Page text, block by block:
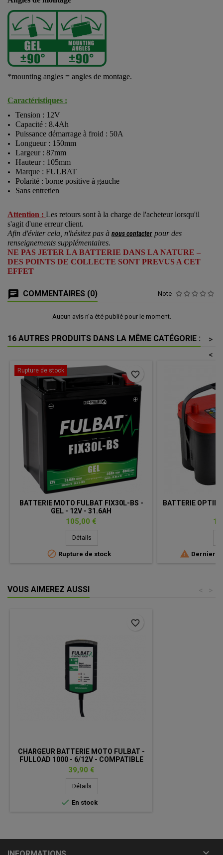
*mounting angles = angles de montage.
Caractéristiques :
Tension : 12V
Capacité : 8.4Ah
Puissance démarrage à froid : 50A
Longueur : 150mm
Largeur : 87mm
Hauteur : 105mm
Marque : FULBAT
Polarité : borne positive à gauche
Sans entretien
Attention : Les retours sont à la charge de l'acheteur lorsqu'il
s'agit d'une erreur client.
Afin d'éviter cela, n'hésitez pas à nous contacter pour des
renseignements supplémentaires.
NE PAS JETER LA BATTERIE DANS LA NATURE –
DES POINTS DE COLLECTE SONT PREVUS A CET
EFFET
COMMENTAIRES (0) Note
Aucun avis n'a été publié pour le moment.
16 AUTRES PRODUITS DANS LA MÊME CATÉGORIE :
>
<
Rupture de stock
BATTERIE MOTO FULBAT FIX30L-BS -
GEL - 12V - 31.6AH
Prix
105,00 €
Détails
 Rupture de stock
favorite_border
BATTERIE
 Derniers
VOUS AIMEREZ AUSSI >
<
CHARGEUR BATTERIE MOTO FULBAT -
FULLOAD 1000 - 6/12V - COMPATIBLE
LITHIUM
Prix
39,90 €
Détails
 En stock
favorite_border